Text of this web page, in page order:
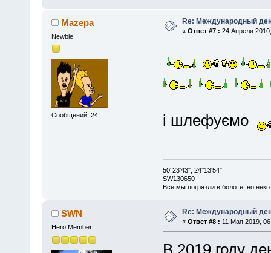
Mazepa
Newbie
Сообщений: 24
Re: Международный
« Ответ #7 : 24 Апреля
і шлефуємо
50°23'43", 24°13'54"
SW130650
Все мы погрязли в болоте, но
SWN
Hero Member
Re: Международный
« Ответ #8 : 11 Мая 2019,